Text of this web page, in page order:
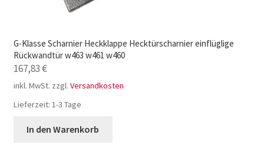
G-Klasse Scharnier Heckklappe Hecktürscharnier einflüglige
Rückwandtür w463 w461 w460
167,83€
inkl. MwSt. zzgl. Versandkosten
Lieferzeit: 1-3 Tage
In den Warenkorb